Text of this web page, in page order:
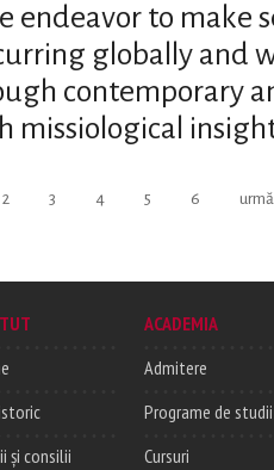
endeavor to make
globally and
contemporary
missiological
2 3 4 5 6
și consilii
ACADEMIA
Admitere
Programe de studii
Cursuri